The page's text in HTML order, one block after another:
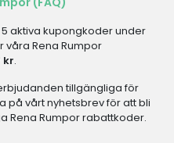
aktiva kupongkoder under
våra Rena Rumpor
kr.
tillgängliga för
på vårt nyhetsbrev för att bli
Rena Rumpor rabattkoder.